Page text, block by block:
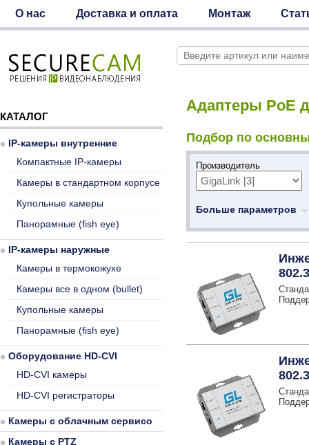
О нас Доставка и оплата Монтаж
Адаптеры PoE
Подбор по
Производитель
Больше параметров
КАТАЛОГ
IP-камеры внутренние
Компактные IP-камеры
Камеры в стандартном корпусе
Купольные камеры
Панорамные (fish eye)
IP-камеры наружные
Камеры в термокожухе
Камеры все в одном (bullet)
Купольные камеры
Панорамные (fish eye)
Оборудование HD-CVI
HD-CVI камеры
HD-CVI регистраторы
Камеры с облачным сервисом
Камеры с PTZ